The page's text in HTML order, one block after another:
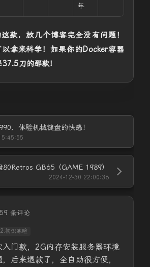
年
款，放几个博客完全没有问题！
拿来科学！如果你的Docker容器
刀的那款！
，体验机械键盘的快感！
80Retros GB65（GAME 1989）
2024-12-30 22:00:36
条评论
初识寒暄
入门款，2G内存安装服务器环境
后来退款了，全自助很方便，